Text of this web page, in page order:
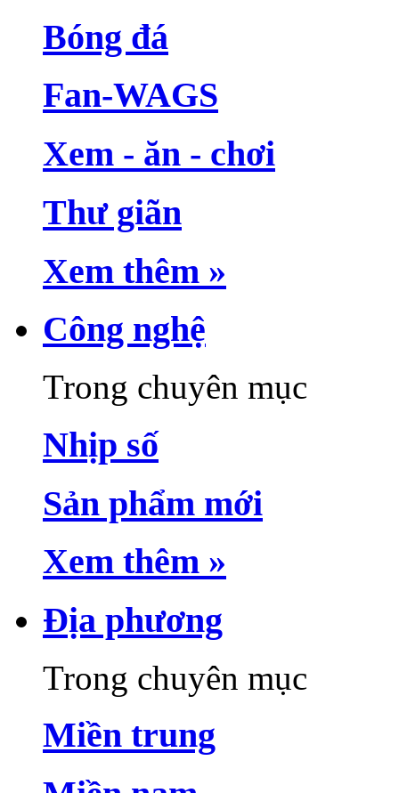
Bóng đá
Fan-WAGS
Xem - ăn - chơi
Thư giãn
Xem thêm »
Công nghệ
Trong chuyên mục
Nhịp số
Sản phẩm mới
Xem thêm »
Địa phương
Trong chuyên mục
Miền trung